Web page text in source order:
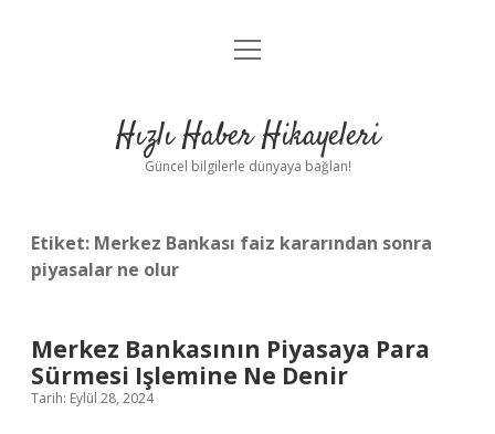
Anasayfa
Yasal Uyarı
menüyü
Hızlı Haber Hikayeleri
Güncel bilgilerle dünyaya bağlan!
Etiket: Merkez Bankası faiz kararından sonra
piyasalar ne olur
Merkez Bankasının Piyasaya Para
Sürmesi Işlemine Ne Denir
Tarih: Eylül 28, 2024